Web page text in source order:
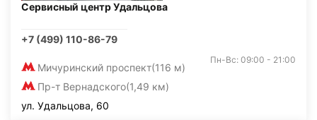
Сервисный центр Удальцова
+7 (499) 110-86-79
Мичуринский проспект(116 м)
Пр-т Вернадского(1,49 км)
Пн-Вс: 09:00 - 21:00
ул. Удальцова, 60